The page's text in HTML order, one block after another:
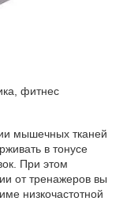
фитнес
мышечных тканей
в тонусе
При этом
от тренажеров вы
низкочастотной